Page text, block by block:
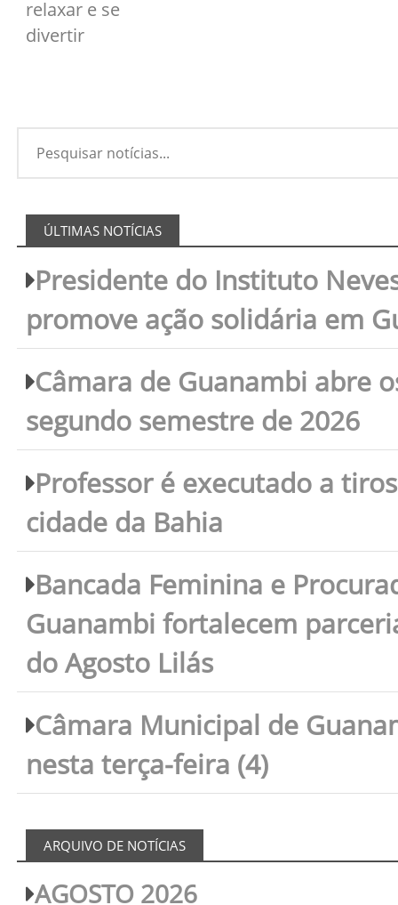
relaxar e se
divertir
ÚLTIMAS NOTÍCIAS
Presidente do Instituto
promove ação solidária em
Câmara de Guanambi abre
segundo semestre de 2026
Professor é executado a
cidade da Bahia
Bancada Feminina e
Guanambi fortalecem
do Agosto Lilás
Câmara Municipal de
nesta terça-feira (4)
ARQUIVO DE NOTÍCIAS
AGOSTO 2026